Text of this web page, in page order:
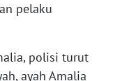
pelaku
polisi turut
ayah Amalia